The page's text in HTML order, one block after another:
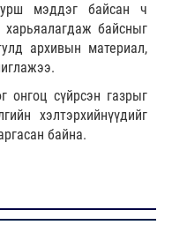
мэддэг байсан ч
байсныг
архивын материал,
онгоц сүйрсэн газрыг
хэлтэрхийнүүдийг
байна.